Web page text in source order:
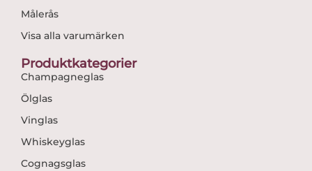
Målerås
Visa alla varumärken
Produktkategorier
Champagneglas
Ölglas
Vinglas
Whiskeyglas
Cognagsglas